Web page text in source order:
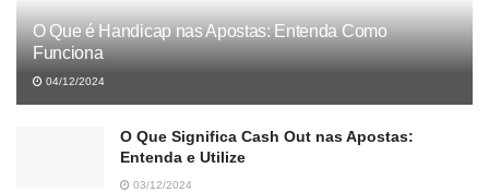
O Que é Handicap nas Apostas: Entenda Como
Funciona
04/12/2024
O Que Significa Cash Out nas Apostas:
Entenda e Utilize
03/12/2024